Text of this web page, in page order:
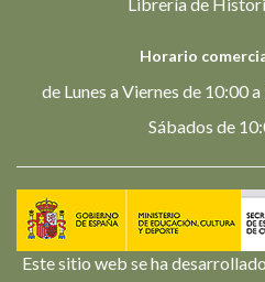
Librería de
Horario
de Lunes a Viernes de 10:00
Sábados de
Este sitio web se ha